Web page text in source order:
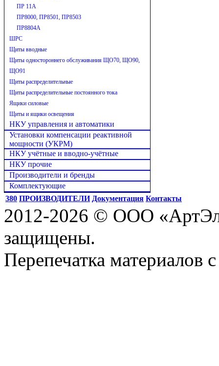
ПР 11А
ПР8000, ПР8501, ПР8503
ПР8804А
ШРС
Щиты вводные
Щиты одностороннего обслуживания ЩО70, ЩО90,
ЩО91
Щиты распределительные
Щиты распределительные постоянного тока
Ящики силовые
Щиты и ящики освещения
НКУ управления и автоматики
Установки компенсации реактивной
мощности (УКРМ)
НКУ учётные и вводно-учётные
НКУ прочие
Производители и бренды
Комплектующие
380 ПРОИЗВОДИТЕЛИ Документация Контакты
2012-2026 © ООО
защищены.
Перепечатка материалов